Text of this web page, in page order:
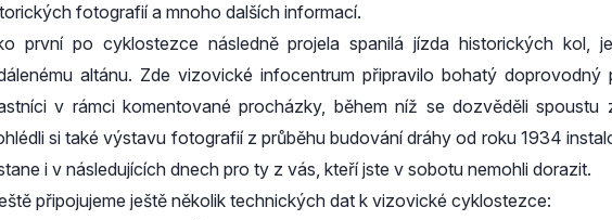
fotografií a mnoho dalších informací.
první po cyklostezce následně projela spanilá jízda historických kol,
altánu. Zde vizovické infocentrum připravilo bohatý doprovodný
v rámci komentované procházky, během níž se dozvěděli
si také výstavu fotografií z průběhu budování dráhy od roku 1934
i v následujících dnech pro ty z vás, kteří jste v sobotu nemohli dorazit.
připojujeme ještě několik technických dat k vizovické cyklostezce: